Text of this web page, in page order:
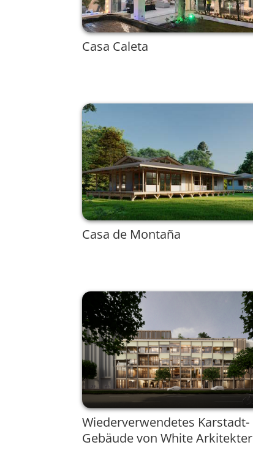
Casa Caleta
Casa de Montaña
Wiederverwendetes Karstadt-
Gebäude von White Arkitekter